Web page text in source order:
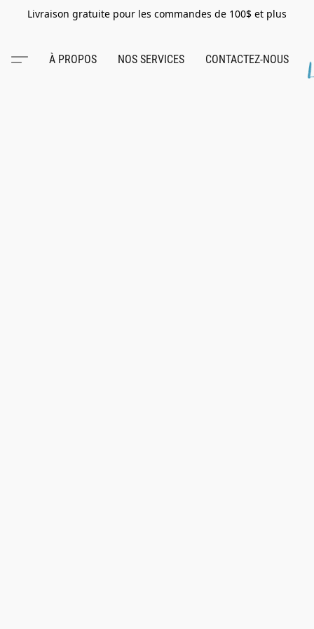
Livraison gratuite pour les commandes de 100$ et plus
À PROPOS NOS SERVICES CONTACTEZ-NOUS